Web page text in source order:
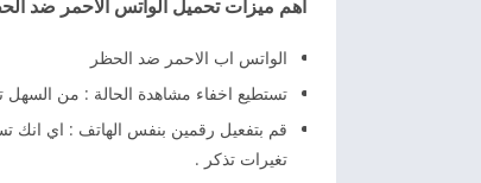
اهم ميزات تحميل الواتس الاحمر ضد
الواتس اب الاحمر ضد الحظر
تستطيع اخفاء مشاهدة الحالة : من السهل
قم بتفعيل رقمين بنفس الهاتف : اي انك
تغيرات تذكر .